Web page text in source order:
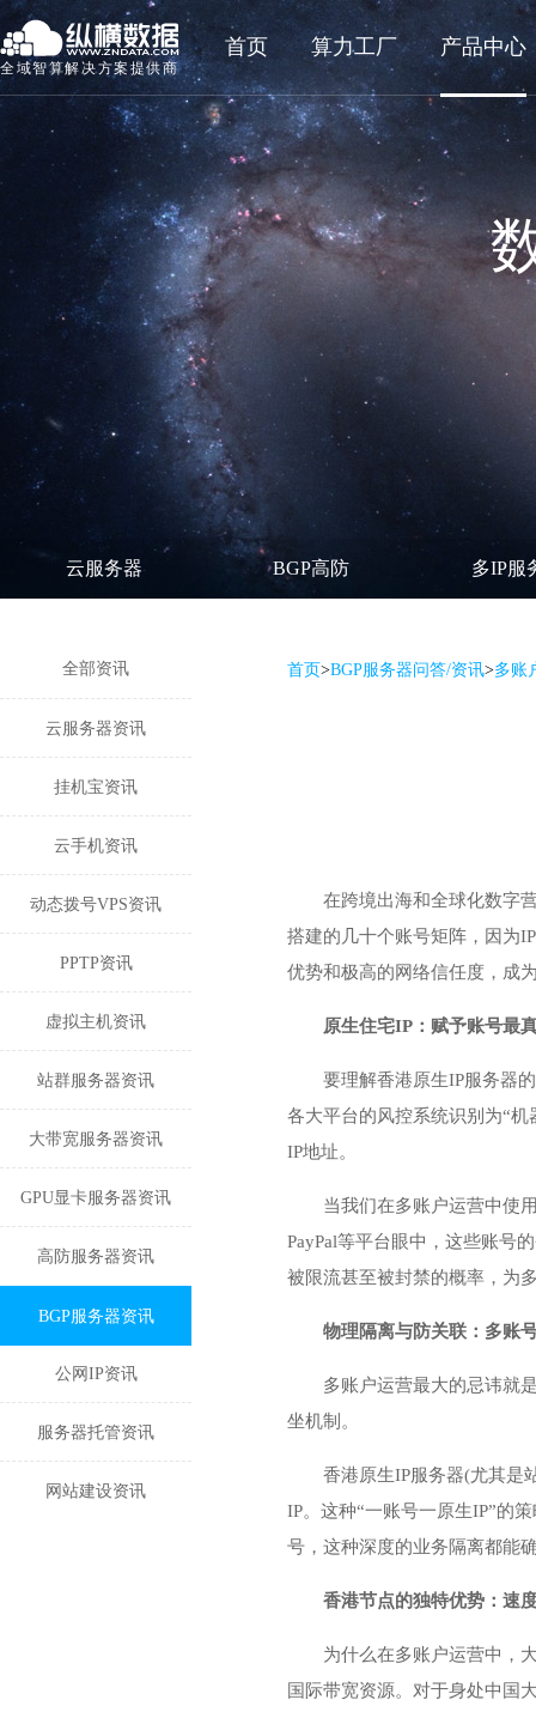
全域智算解决方案提供商
首页 算力工厂 产品中心
云服务器 BGP高防 多IP服
全部资讯
云服务器资讯
挂机宝资讯
云手机资讯
动态拨号VPS资讯
PPTP资讯
虚拟主机资讯
站群服务器资讯
大带宽服务器资讯
GPU显卡服务器资讯
高防服务器资讯
BGP服务器资讯
公网IP资讯
服务器托管资讯
网站建设资讯
首页>BGP服务器问答/资讯>多账
在跨境出海和全球化数字
搭建的几十个账号矩阵，因为
优势和极高的网络信任度，成
原生住宅IP：赋予账号最
要理解香港原生IP服务器
各大平台的风控系统识别为“
IP地址。
当我们在多账户运营中使
PayPal等平台眼中，这些账号
被限流甚至被封禁的概率，为
物理隔离与防关联：多账
多账户运营最大的忌讳就
坐机制。
香港原生IP服务器(尤其是
IP。这种“一账号一原生IP”的
号，这种深度的业务隔离都能
香港节点的独特优势：速
为什么在多账户运营中，
国际带宽资源。对于身处中国